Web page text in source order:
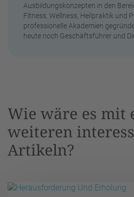
Ausbildungskonzepten in den
Fitness, Wellness, Heilpraktik und
professionelle Akademien
heute noch Geschäftsführer und
Wie wäre es mit
weiteren
Artikeln?